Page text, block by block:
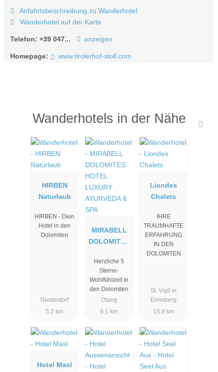
Anfahrtsbeschreibung zu Wanderhotel
Wanderhotel auf der Karte
Telefon: +39 047... anzeigen
Homepage: www.tirolerhof-stoll.com
Wanderhotels in der Nähe
HIRBEN
Naturlaub
HIRBEN - Dein
Hotel in den
Dolomiten
Niederdorf
5.2 km
MIRABELL
DOLOMITES
LUXURY .
AYURVEDA
& SPA
Herzliche 5
Sterne-
Wohlfühlzeit in
den Dolomiten
Olang
6.1 km
Liondes
Chalets
IHRE
TRAUMHAFTE
ERFAHRUNG
IN DEN
DOLOMITEN
St. Vigil in
Enneberg
15.8 km
Hotel Masl